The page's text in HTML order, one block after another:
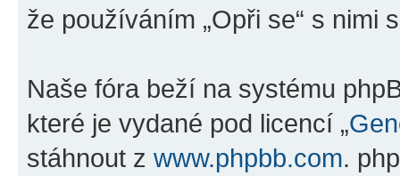
že používáním „Opři se“ s nimi
Naše fóra beží na systému
které je vydané pod licencí „
stáhnout z www.phpbb.com.